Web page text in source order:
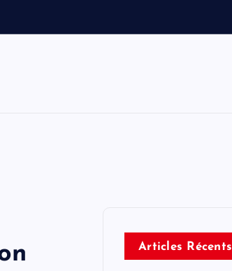
Articles Récents